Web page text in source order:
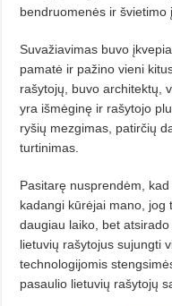
bendruomenės ir švietimo
Suvažiavimas buvo
pamatė ir pažino vieni
rašytojų, buvo architektų,
yra išmėginę ir rašytojo
ryšių mezgimas, patirčių
turtinimas.
Pasitarę nusprendėm,
kadangi kūrėjai mano, jog
daugiau laiko, bet
lietuvių rašytojus sujungti
technologijomis
pasaulio lietuvių rašytojų